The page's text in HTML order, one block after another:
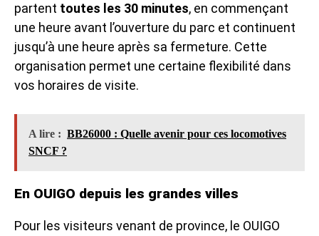
partent toutes les 30 minutes, en commençant
une heure avant l’ouverture du parc et continuent
jusqu’à une heure après sa fermeture. Cette
organisation permet une certaine flexibilité dans
vos horaires de visite.
A lire : BB26000 : Quelle avenir pour ces locomotives
SNCF ?
En OUIGO depuis les grandes villes
Pour les visiteurs venant de province, le OUIGO